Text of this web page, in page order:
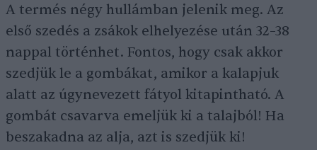
A termés négy hullámban jelenik meg. Az
első szedés a zsákok elhelyezése után 32–38
nappal történhet. Fontos, hogy csak akkor
szedjük le a gombákat, amikor a kalapjuk
alatt az úgynevezett fátyol kitapintható. A
gombát csavarva emeljük ki a talajból! Ha
beszakadna az alja, azt is szedjük ki!